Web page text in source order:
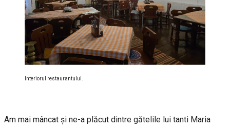
Interiorul restaurantului.
Am mai mâncat și ne-a plăcut dintre gătelile lui tanti Maria